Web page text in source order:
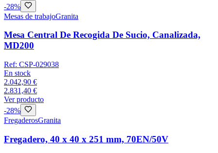
-28%
Mesas de trabajoGranita
Mesa Central De Recogida De Sucio, Canalizada,
MD200
Ref: CSP-029038
En stock
2.042,90 €
2.831,40 €
Ver producto
-28%
FregaderosGranita
Fregadero, 40 x 40 x 251 mm, 70EN/50V